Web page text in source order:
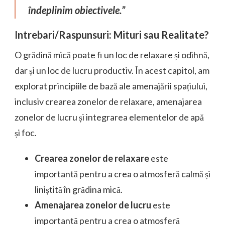
îndeplinim obiectivele.”
Intrebari/Raspunsuri: Mituri sau Realitate?
O grădină mică poate fi un loc de relaxare și odihnă,
dar și un loc de lucru productiv. În acest capitol, am
explorat principiile de bază ale amenajării spațiului,
inclusiv crearea zonelor de relaxare, amenajarea
zonelor de lucru și integrarea elementelor de apă
și foc.
Crearea zonelor de relaxareeste
importantă pentru a crea o atmosferă calmă și
liniștită în grădina mică.
Amenajarea zonelor de lucru este
importantă pentru a crea o atmosferă